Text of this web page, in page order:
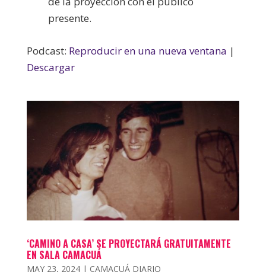
presente.
Podcast: Reproducir en una nueva ventana |
Descargar
‘CAMINO A CASA’ SE PROYECTARÁ GRATUITAMENTE
EN SALA CAMACUÁ
MAY 23, 2024| CAMACUÁ DIARIO